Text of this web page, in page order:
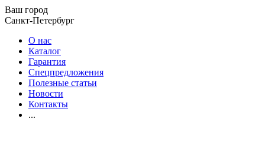
Ваш город
Санкт-Петербург
О нас
Каталог
Гарантия
Спецпредложения
Полезные статьи
Новости
Контакты
...